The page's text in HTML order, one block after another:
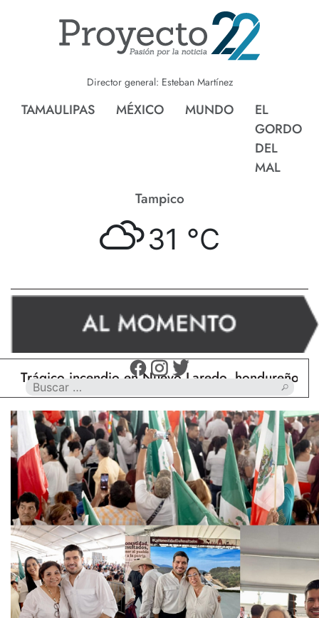
Director general: Esteban Martínez
TAMAULIPAS MÉXICO MUNDO
EL
GORDO
DEL
MAL
Tampico
31 °C
incendio en Nuevo Laredo, hondureño muere